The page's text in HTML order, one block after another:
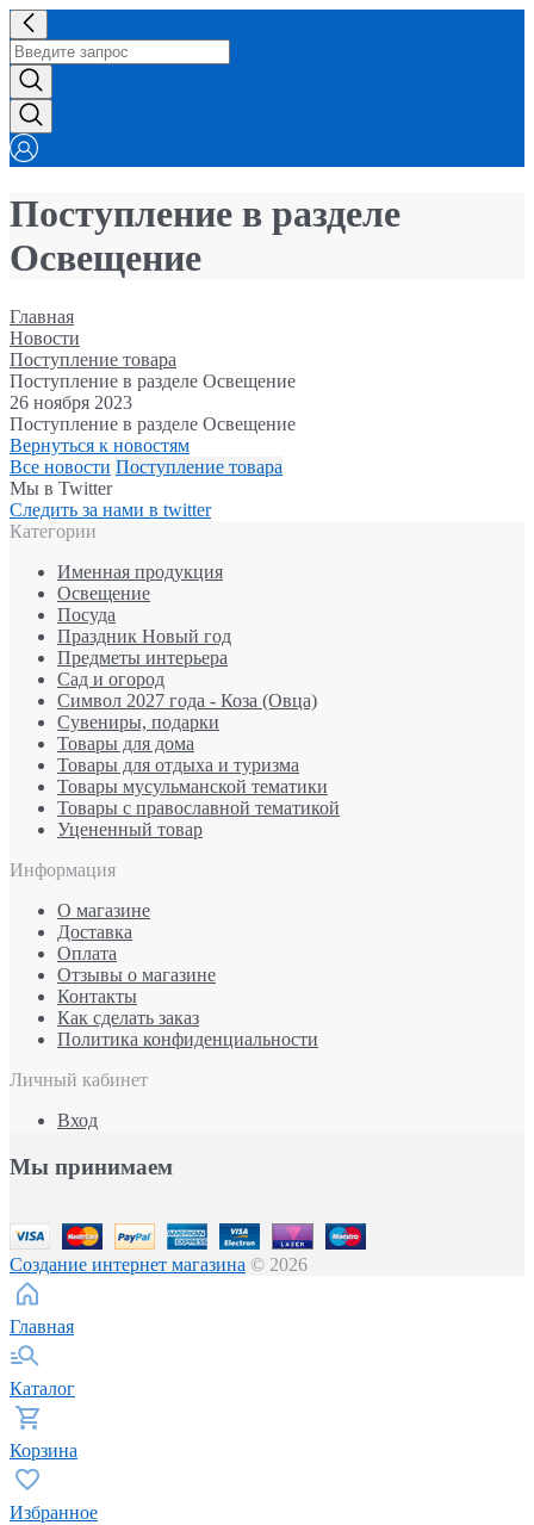
Поступление в разделе
Освещение
Главная
Новости
Поступление товара
Поступление в разделе Освещение
26 ноября 2023
Поступление в разделе Освещение
Вернуться к новостям
Все новости Поступление товара
Мы в Twitter
Следить за нами в twitter
Категории
Именная продукция
Освещение
Посуда
Праздник Новый год
Предметы интерьера
Сад и огород
Символ 2027 года - Коза (Овца)
Сувениры, подарки
Товары для дома
Товары для отдыха и туризма
Товары мусульманской тематики
Товары с православной тематикой
Уцененный товар
Информация
О магазине
Доставка
Оплата
Отзывы о магазине
Контакты
Как сделать заказ
Политика конфиденциальности
Личный кабинет
Вход
Мы принимаем
Создание интернет магазина © 2026
Главная
Каталог
Корзина
Избранное